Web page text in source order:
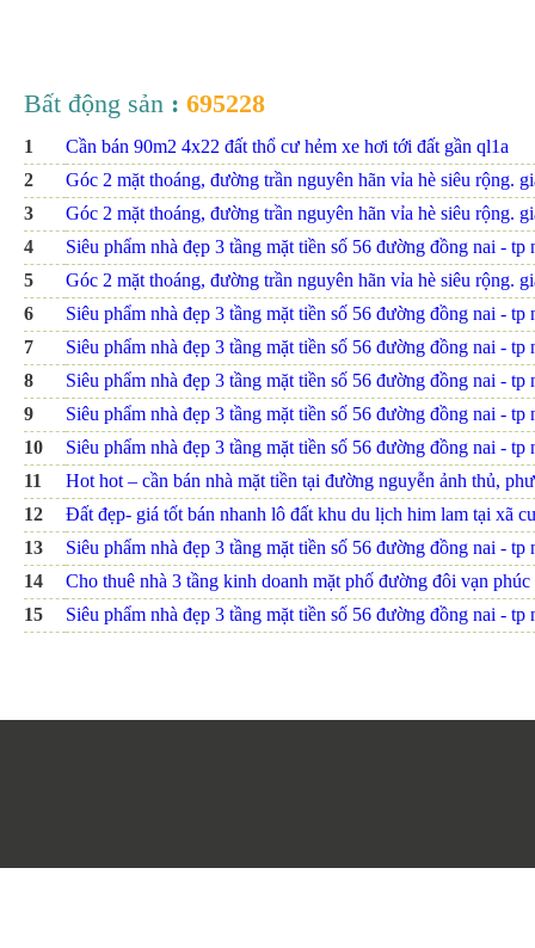
Bất động sản : 695228
1
Cần bán 90m2 4x22 đất thổ cư hẻm xe hơi tới đất gần ql1a
2
Góc 2 mặt thoáng, đường trần nguyên hãn vỉa hè siêu rộng.
3
Góc 2 mặt thoáng, đường trần nguyên hãn vỉa hè siêu rộng.
4
Siêu phẩm nhà đẹp 3 tầng mặt tiền số 56 đường đồng nai - tp
5
Góc 2 mặt thoáng, đường trần nguyên hãn vỉa hè siêu rộng.
6
Siêu phẩm nhà đẹp 3 tầng mặt tiền số 56 đường đồng nai - tp
7
Siêu phẩm nhà đẹp 3 tầng mặt tiền số 56 đường đồng nai - tp
8
Siêu phẩm nhà đẹp 3 tầng mặt tiền số 56 đường đồng nai - tp
9
Siêu phẩm nhà đẹp 3 tầng mặt tiền số 56 đường đồng nai - tp
10
Siêu phẩm nhà đẹp 3 tầng mặt tiền số 56 đường đồng nai - tp
11
Hot hot – cần bán nhà mặt tiền tại đường nguyễn ảnh thủ,
12
Đất đẹp- giá tốt bán nhanh lô đất khu du lịch him lam tại xã
13
Siêu phẩm nhà đẹp 3 tầng mặt tiền số 56 đường đồng nai - tp
14
Cho thuê nhà 3 tầng kinh doanh mặt phố đường đôi vạn phúc
15
Siêu phẩm nhà đẹp 3 tầng mặt tiền số 56 đường đồng nai - tp